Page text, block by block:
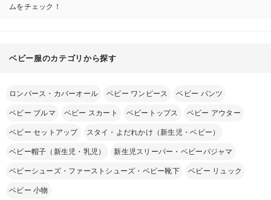
ムをチェック！
ベビー服のカテゴリから探す
ロンパース・カバーオール ベビー ワンピース ベビー パンツ
ベビー ブルマ ベビー スカート ベビートップス ベビー アウター
ベビー セットアップ スタイ・よだれかけ（新生児・ベビー）
ベビー帽子（新生児・乳児） 新生児スリーパー・ベビーパジャマ
ベビーシューズ・ファーストシューズ・ベビー靴下 ベビー リュック
ベビー 小物